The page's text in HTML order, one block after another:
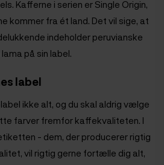
Kafferne i serien er Single Origin,
kommer fra ét land. Det vil sige, at
indeholder peruvianske
på sin label.
label
ikke alt, og du skal aldrig vælge
farver fremfor kaffekvaliteten. I
- dem, der producerer rigtig
vil rigtig gerne fortælle dig alt,